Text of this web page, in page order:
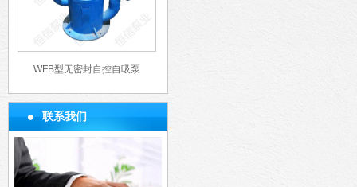
WFB型无密封自控自吸泵
联系我们